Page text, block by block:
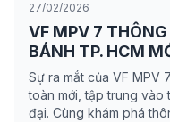
27/02/2026
VF MPV 7
BÁNH TP. HCM
Sự ra mắt của VF MPV
toàn mới, tập trung vào
đại. Cùng khám phá